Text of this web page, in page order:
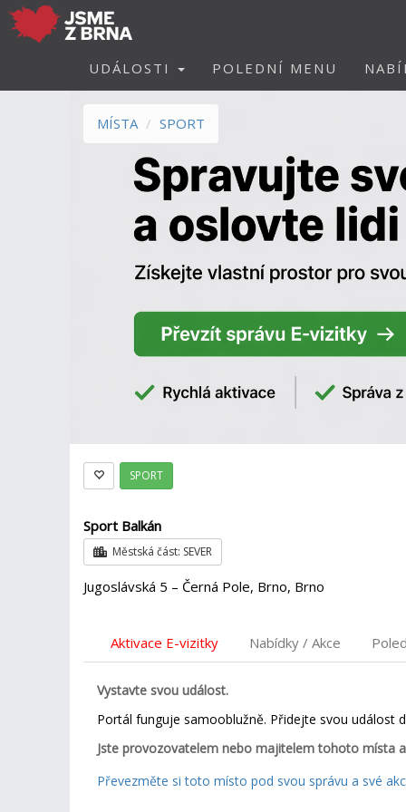
UDÁLOSTI POLEDNÍ MENU
MÍSTA SPORT
SPORT
Sport Balkán
Městská část: SEVER
Jugoslávská 5 – Černá Pole, Brno, Brno
Aktivace E-vizitky Nabídky / Akce
Vystavte svou událost.
Portál funguje samooblužně. Přidejte svou událost
Jste provozovatelem nebo majitelem tohoto místa
Převezměte si toto místo pod svou správu a své